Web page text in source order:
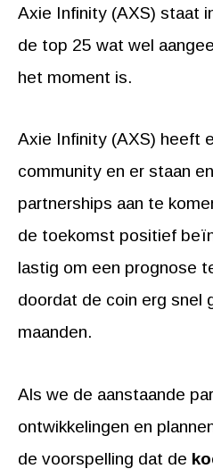
Axie Infinity (AXS) staat
de top 25 wat wel
het moment is.
Axie Infinity (AXS) heeft
community en er staan
partnerships aan te
de toekomst positief
lastig om een prognose
doordat de coin erg snel
maanden.
Als we de aanstaande
ontwikkelingen en
de voorspelling dat de